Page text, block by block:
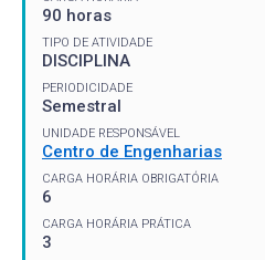
90 horas
TIPO DE ATIVIDADE
DISCIPLINA
PERIODICIDADE
Semestral
UNIDADE RESPONSÁVEL
Centro de Engenharias
CARGA HORÁRIA OBRIGATÓRIA
6
CARGA HORÁRIA PRÁTICA
3